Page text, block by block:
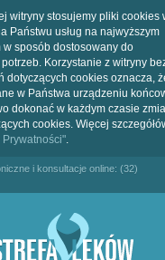
witryny stosujemy pliki cookies
Państwu usług na najwyższym
w sposób dostosowany do
Korzystanie z witryny
dotyczących cookies oznacza,
w Państwa urządzeniu
dokonać w każdym czasie
cookies. Więcej
Prywatności".
i konsultacje online: (32)